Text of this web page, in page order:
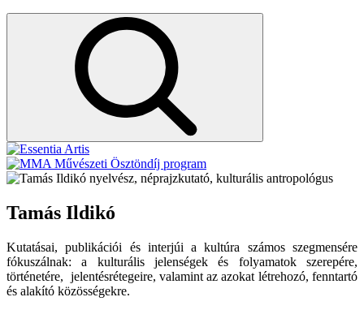
nyelvész, néprajzkutató, kulturális antropológus
Tamás Ildikó
Kutatásai, publikációi és interjúi a kultúra számos szegmensére
fókuszálnak: a kulturális jelenségek és folyamatok szerepére,
történetére, jelentésrétegeire, valamint az azokat létrehozó, fenntartó
és alakító közösségekre.